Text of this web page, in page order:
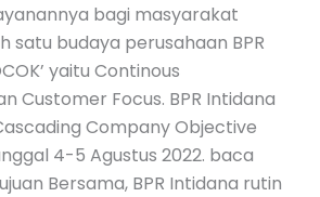
bagi masyarakat
satu budaya perusahaan BPR
yaitu Continous
Customer Focus. BPR Intidana
Company Objective
4-5 Agustus 2022. baca
Bersama, BPR Intidana rutin